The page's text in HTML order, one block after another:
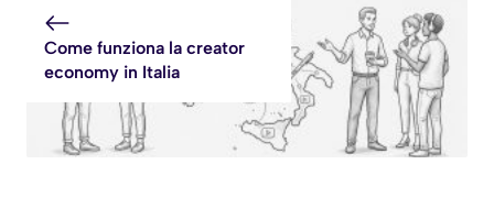
Come funziona la creator
economy in Italia